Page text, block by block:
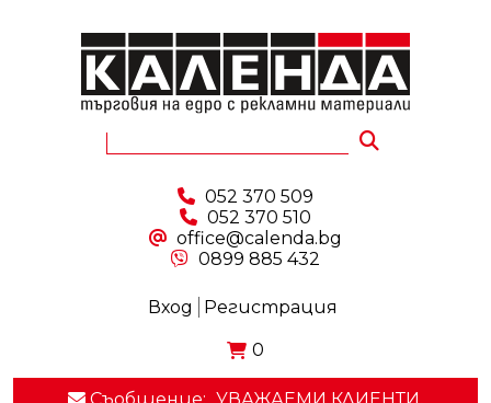
052 370 509
052 370 510
office@calenda.bg
0899 885 432
Вход Регистрация
0